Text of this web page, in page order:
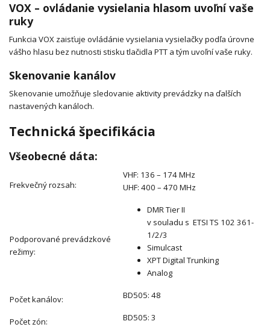
VOX – ovládanie vysielania hlasom uvoľní vaše
ruky
Funkcia VOX zaisťuje ovládánie vysielania vysielačky podľa úrovne
vášho hlasu bez nutnosti stisku tlačidla PTT a tým uvoľní vaše ruky.
Skenovanie kanálov
Skenovanie umožňuje sledovanie aktivity prevádzky na ďalších
nastavených kanáloch.
Technická špecifikácia
Všeobecné dáta:
Frekvečný rozsah:
VHF: 136 – 174 MHz
UHF: 400 – 470 MHz
Podporované prevádzkové
režimy:
DMR Tier II
v souladu s ETSI TS 102 361-
1/2/3
Simulcast
XPT Digital Trunking
Analog
Počet kanálov: BD505: 48
Počet zón: BD505: 3